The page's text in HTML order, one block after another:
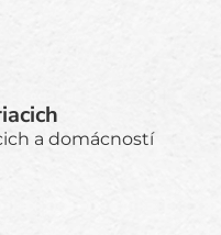
a domácností